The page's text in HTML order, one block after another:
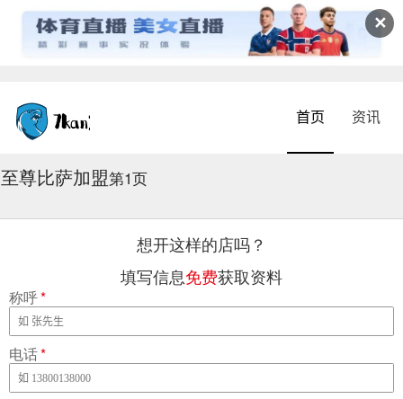
✕
首页 资讯
至尊比萨加盟第1页
想开这样的店吗？
填写信息免费获取资料
称呼*
电话*